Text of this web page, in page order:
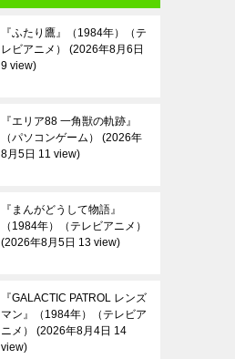
『ふたり鷹』（1984年）（テ
レビアニメ）
2026年8月6日
9 view
『エリア88 一角獣の軌跡』
（パソコンゲーム）
2026年
8月5日 11 view
『まんがどうして物語』
（1984年）（テレビアニメ）
2026年8月5日 13 view
『GALACTIC PATROL レンズ
マン』（1984年）（テレビア
ニメ）
2026年8月4日 14
view